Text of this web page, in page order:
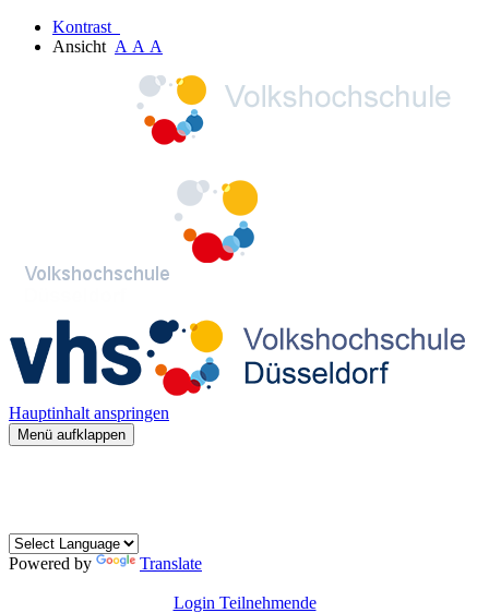
Kontrast
Ansicht A A A
Hauptinhalt anspringen
Menü aufklappen
Powered by Translate
Login Teilnehmende